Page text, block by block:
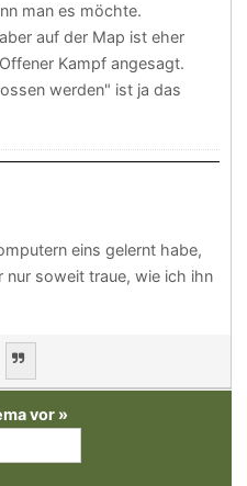
man es möchte.
auf der Map ist eher
Kampf angesagt.
werden" ist ja das
eins gelernt habe,
nur soweit traue, wie ich ihn
vor »